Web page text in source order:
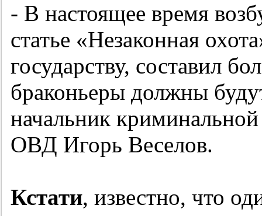
- В настоящее время
статье «Незаконная
государству, составил
браконьеры должны
начальник
ОВД Игорь Веселов.
Кстати, известно, что